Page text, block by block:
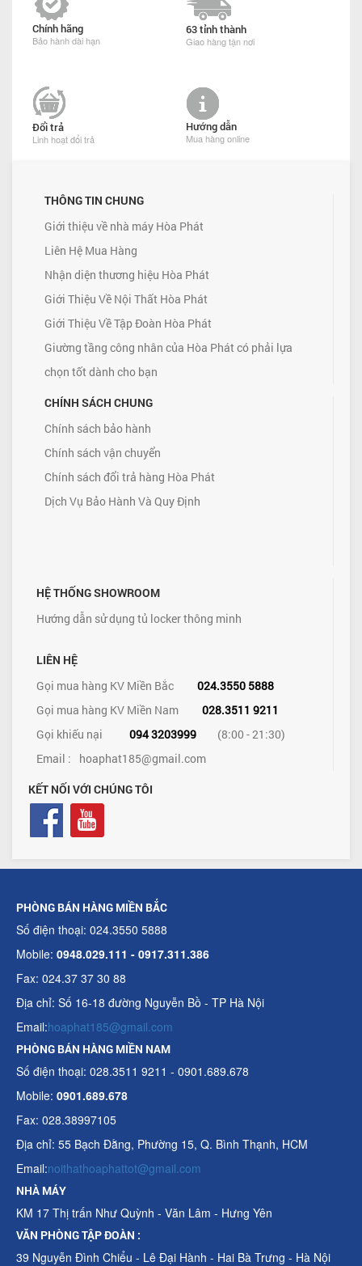
Chính hãng
Bảo hành dài hạn
63 tỉnh thành
Giao hàng tận nơi
Đổi trả
Linh hoạt đổi trả
Hướng dẫn
Mua hàng online
THÔNG TIN CHUNG
Giới thiệu về nhà máy Hòa Phát
Liên Hệ Mua Hàng
Nhận diện thương hiệu Hòa Phát
Giới Thiệu Về Nội Thất Hòa Phát
Giới Thiệu Về Tập Đoàn Hòa Phát
Giường tầng công nhân của Hòa Phát có phải lựa
chọn tốt dành cho bạn
CHÍNH SÁCH CHUNG
Chính sách bảo hành
Chính sách vận chuyển
Chính sách đổi trả hàng Hòa Phát
Dịch Vụ Bảo Hành Và Quy Định
HỆ THỐNG SHOWROOM
Hướng dẫn sử dụng tủ locker thông minh
LIÊN HỆ
Gọi mua hàng KV Miền Bắc
024.3550 5888
Gọi mua hàng KV Miền Nam
028.3511 9211
Gọi khiếu nại
094 3203999
(8:00 - 21:30)
Email : hoaphat185@gmail.com
KẾT NỐI VỚI CHÚNG TÔI
PHÒNG BÁN HÀNG MIỀN BẮC
Số điện thoại: 024.3550 5888
Mobile: 0948.029.111 - 0917.311.386
Fax: 024.37 37 30 88
Địa chỉ: Số 16-18 đường Nguyễn Bồ - TP Hà Nội
Email:hoaphat185@gmail.com
PHÒNG BÁN HÀNG MIỀN NAM
Số điện thoại: 028.3511 9211 - 0901.689.678
Mobile: 0901.689.678
Fax: 028.38997105
Địa chỉ: 55 Bạch Đằng, Phường 15, Q. Bình Thạnh, HCM
Email:noithathoaphattot@gmail.com
NHÀ MÁY
KM 17 Thị trấn Như Quỳnh - Văn Lâm - Hưng Yên
VĂN PHÒNG TẬP ĐOÀN :
39 Nguyễn Đình Chiểu - Lê Đại Hành - Hai Bà Trưng - Hà Nội